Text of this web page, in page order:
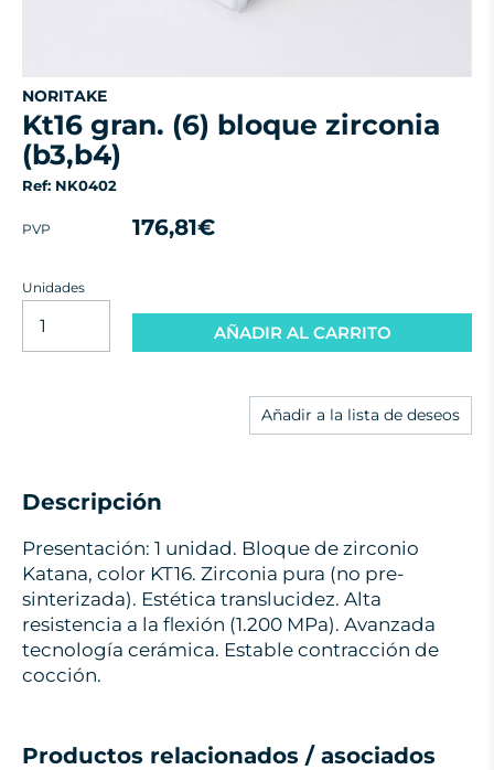
NORITAKE
kt16 gran. (6) bloque zirconia
(b3,b4)
Ref: NK0402
PVP 176,81€
Unidades
AÑADIR AL CARRITO
Añadir a la lista de deseos
Descripción
Presentación: 1 unidad. Bloque de zirconio
Katana, color KT16. Zirconia pura (no pre-
sinterizada). Estética translucidez. Alta
resistencia a la flexión (1.200 MPa). Avanzada
tecnología cerámica. Estable contracción de
cocción.
Productos relacionados / asociados